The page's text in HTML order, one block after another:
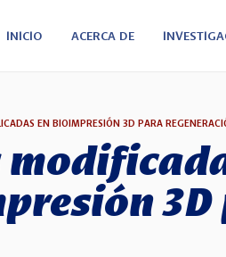
INICIO ACERCA DE
EN BIOIMPRESIÓN 3D PARA